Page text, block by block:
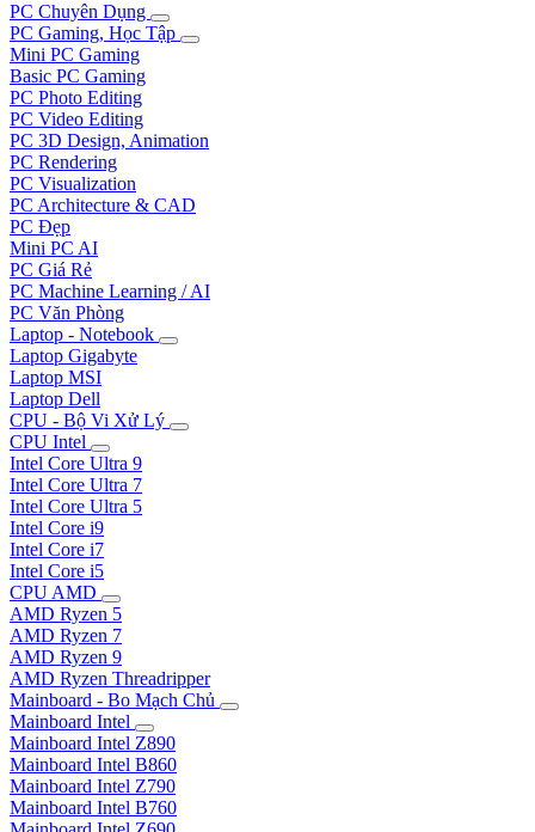
PC Chuyên Dụng
PC Gaming, Học Tập
Mini PC Gaming
Basic PC Gaming
PC Photo Editing
PC Video Editing
PC 3D Design, Animation
PC Rendering
PC Visualization
PC Architecture & CAD
PC Đẹp
Mini PC AI
PC Giá Rẻ
PC Machine Learning / AI
PC Văn Phòng
Laptop - Notebook
Laptop Gigabyte
Laptop MSI
Laptop Dell
CPU - Bộ Vi Xử Lý
CPU Intel
Intel Core Ultra 9
Intel Core Ultra 7
Intel Core Ultra 5
Intel Core i9
Intel Core i7
Intel Core i5
CPU AMD
AMD Ryzen 5
AMD Ryzen 7
AMD Ryzen 9
AMD Ryzen Threadripper
Mainboard - Bo Mạch Chủ
Mainboard Intel
Mainboard Intel Z890
Mainboard Intel B860
Mainboard Intel Z790
Mainboard Intel B760